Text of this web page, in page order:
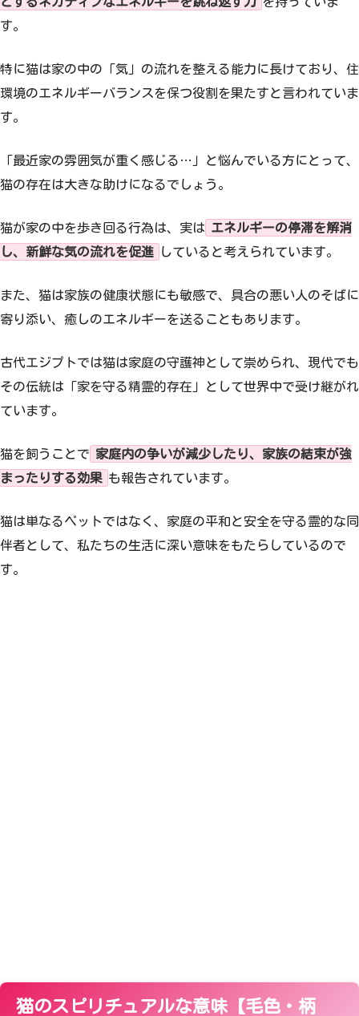
す。
特に猫は家の中の「気」の流れを整える能力に長けており、住
環境のエネルギーバランスを保つ役割を果たすと言われていま
す。
「最近家の雰囲気が重く感じる…」と悩んでいる方にとって、
猫の存在は大きな助けになるでしょう。
猫が家の中を歩き回る行為は、実は エネルギーの停滞を解消
し、新鮮な気の流れを促進
していると考えられています。
また、猫は家族の健康状態にも敏感で、具合の悪い人のそばに
寄り添い、癒しのエネルギーを送ることもあります。
古代エジプトでは猫は家庭の守護神として崇められ、現代でも
その伝統は「家を守る精霊的存在」として世界中で受け継がれ
ています。
猫を飼うことで 家庭内の争いが減少したり、家族の結束が強
まったりする効果 も報告されています。
猫は単なるペットではなく、家庭の平和と安全を守る霊的な同
伴者として、私たちの生活に深い意味をもたらしているので
す。
猫のスピリチュアルな意味【毛色・柄